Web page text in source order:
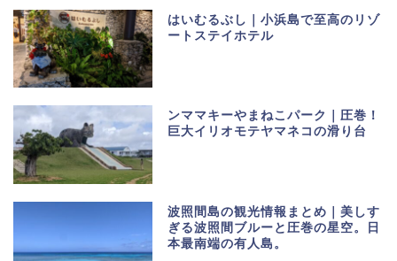
はいむるぶし｜小浜島で至高のリゾ
ートステイホテル
ンママキーやまねこパーク｜圧巻！
巨大イリオモテヤマネコの滑り台
波照間島の観光情報まとめ｜美しす
ぎる波照間ブルーと圧巻の星空。日
本最南端の有人島。